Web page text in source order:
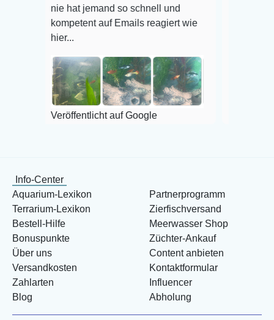
nie hat jemand so schnell und
kompetent auf Emails reagiert wie
Veröffentlicht auf Google
Info-Center
Aquarium-Lexikon
Terrarium-Lexikon
Bestell-Hilfe
Bonuspunkte
Über uns
Versandkosten
Zahlarten
Blog
Partnerprogramm
Zierfischversand
Meerwasser Shop
Züchter-Ankauf
Content anbieten
Kontaktformular
Influencer
Abholung